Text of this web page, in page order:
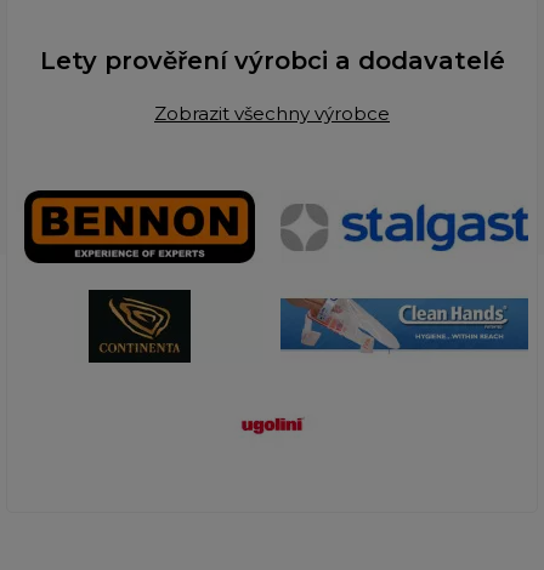
Lety prověření výrobci a dodavatelé
Zobrazit všechny výrobce